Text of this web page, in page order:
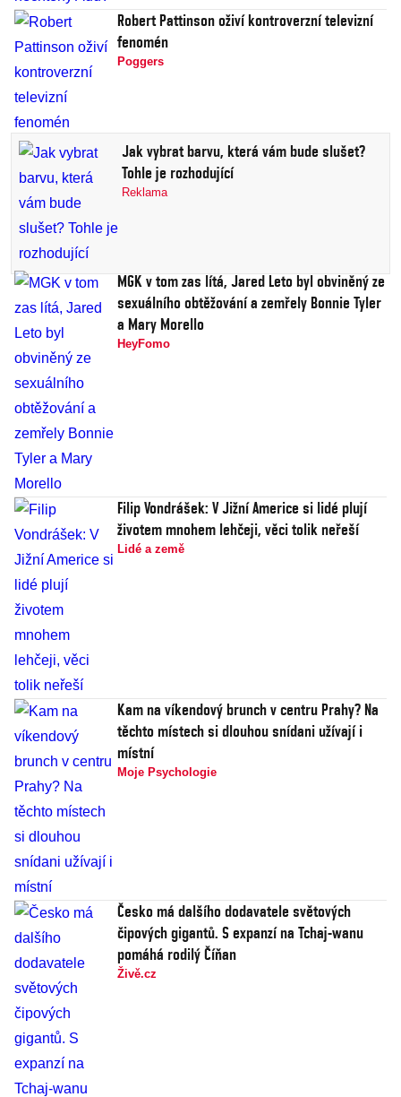
Robert Pattinson oživí kontroverzní televizní
fenomén
Poggers
Jak vybrat barvu, která vám bude slušet?
Tohle je rozhodující
Reklama
MGK v tom zas lítá, Jared Leto byl obviněný ze
sexuálního obtěžování a zemřely Bonnie Tyler
a Mary Morello
HeyFomo
Filip Vondrášek: V Jižní Americe si lidé plují
životem mnohem lehčeji, věci tolik neřeší
Lidé a země
Kam na víkendový brunch v centru Prahy? Na
těchto místech si dlouhou snídani užívají i
místní
Moje Psychologie
Česko má dalšího dodavatele světových
čipových gigantů. S expanzí na Tchaj-wanu
pomáhá rodilý Číňan
Živě.cz